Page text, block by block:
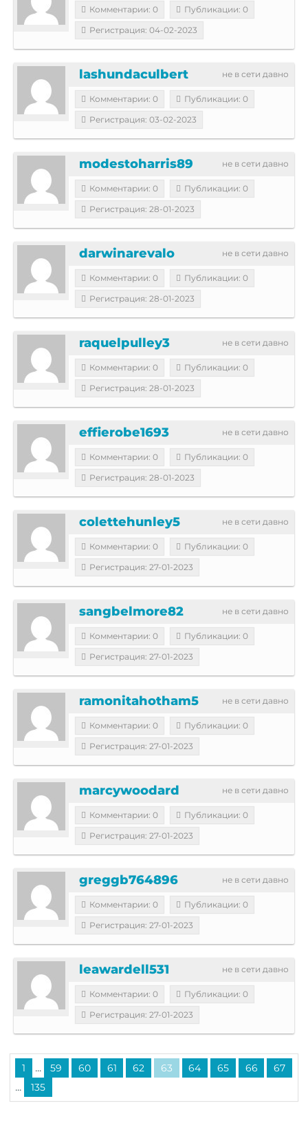
Комментарии: 0
Публикации: 0
Регистрация: 04-02-2023
не в сети давно
lashundaculbert
Комментарии: 0
Публикации: 0
Регистрация: 03-02-2023
не в сети давно
modestoharris89
Комментарии: 0
Публикации: 0
Регистрация: 28-01-2023
не в сети давно
darwinarevalo
Комментарии: 0
Публикации: 0
Регистрация: 28-01-2023
не в сети давно
raquelpulley3
Комментарии: 0
Публикации: 0
Регистрация: 28-01-2023
не в сети давно
effierobe1693
Комментарии: 0
Публикации: 0
Регистрация: 28-01-2023
не в сети давно
colettehunley5
Комментарии: 0
Публикации: 0
Регистрация: 27-01-2023
не в сети давно
sangbelmore82
Комментарии: 0
Публикации: 0
Регистрация: 27-01-2023
не в сети давно
ramonitahotham5
Комментарии: 0
Публикации: 0
Регистрация: 27-01-2023
не в сети давно
marcywoodard
Комментарии: 0
Публикации: 0
Регистрация: 27-01-2023
не в сети давно
greggb764896
Комментарии: 0
Публикации: 0
Регистрация: 27-01-2023
не в сети давно
leawardell531
Комментарии: 0
Публикации: 0
Регистрация: 27-01-2023
1 ... 59 60 61 62 63 64 65 66 67
... 135